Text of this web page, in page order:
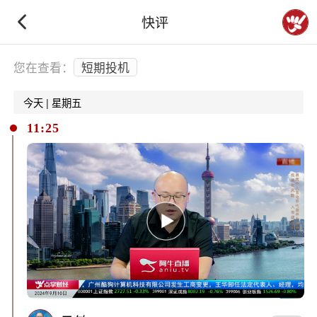
快评
下拉刷新
您在查看： 短期投机
今天 | 星期五
11:25